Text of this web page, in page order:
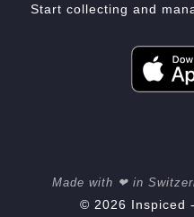
Start collecting and
Made with ❤ in
© 2026 Inspiced